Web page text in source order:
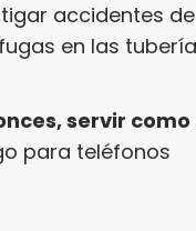
accidentes de
en las
servir como
para teléfonos